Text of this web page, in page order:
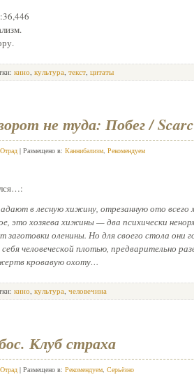
кино, культура, текст, цитаты
не туда: Побег /
Отрад | Размещено в: Каннибализм, Рекомендуем
в лесную хижину, отрезанную ото
это хозяева хижины — два психически
оленины. Но для своего стола они
человеческой плотью, предварительно
кровавую охоту…
кино, культура, человечина
Клуб страха
Отрад | Размещено в: Рекомендуем, Серьёзно